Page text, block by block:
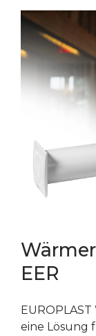
EER
eine Lösung